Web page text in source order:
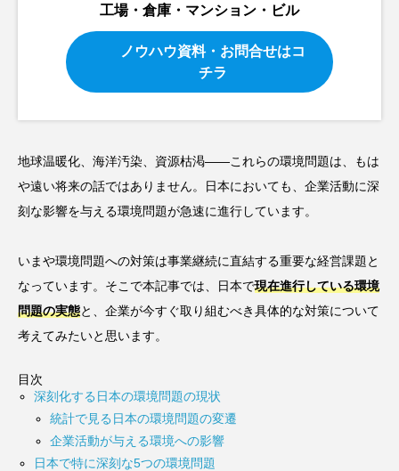
工場・倉庫・マンション・ビル
ノウハウ資料・お問合せはコ
チラ
地球温暖化、海洋汚染、資源枯渇――これらの環境問題は、もは
や遠い将来の話ではありません。日本においても、企業活動に深
刻な影響を与える環境問題が急速に進行しています。
いまや環境問題への対策は事業継続に直結する重要な経営課題と
なっています。そこで本記事では、日本で現在進行している環境
問題の実態と、企業が今すぐ取り組むべき具体的な対策について
考えてみたいと思います。
目次
深刻化する日本の環境問題の現状
統計で見る日本の環境問題の変遷
企業活動が与える環境への影響
日本で特に深刻な5つの環境問題